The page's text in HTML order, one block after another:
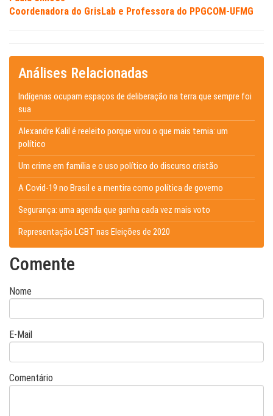
Coordenadora do GrisLab e Professora do PPGCOM-UFMG
Análises Relacionadas
Indígenas ocupam espaços de deliberação na terra que sempre foi
sua
Alexandre Kalil é reeleito porque virou o que mais temia: um
político
Um crime em família e o uso político do discurso cristão
A Covid-19 no Brasil e a mentira como política de governo
Segurança: uma agenda que ganha cada vez mais voto
Representação LGBT nas Eleições de 2020
Comente
Nome
E-Mail
Comentário